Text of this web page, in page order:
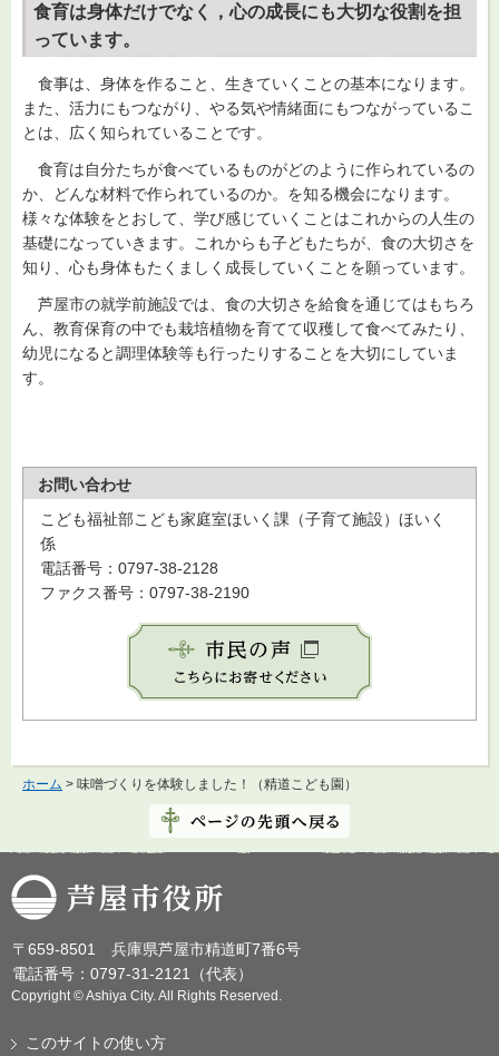
食育は身体だけでなく，心の成長にも大切な役割を担
っています。
食事は、身体を作ること、生きていくことの基本になります。
また、活力にもつながり、やる気や情緒面にもつながっているこ
とは、広く知られていることです。
食育は自分たちが食べているものがどのように作られているの
か、どんな材料で作られているのか。を知る機会になります。
様々な体験をとおして、学び感じていくことはこれからの人生の
基礎になっていきます。これからも子どもたちが、食の大切さを
知り、心も身体もたくましく成長していくことを願っています。
芦屋市の就学前施設では、食の大切さを給食を通じてはもちろ
ん、教育保育の中でも栽培植物を育てて収穫して食べてみたり、
幼児になると調理体験等も行ったりすることを大切にしていま
す。
お問い合わせ
こども福祉部こども家庭室ほいく課（子育て施設）ほいく
係
電話番号：0797-38-2128
ファクス番号：0797-38-2190
ホーム > 味噌づくりを体験しました！（精道こども園）
芦屋市役所
〒659-8501 兵庫県芦屋市精道町7番6号
電話番号：0797-31-2121（代表）
Copyright © Ashiya City. All Rights Reserved.
このサイトの使い方